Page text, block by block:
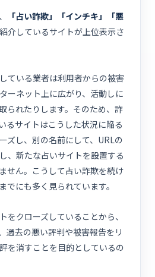
「占い詐欺」「インチキ」「悪
介しているサイトが上位表示さ
ている業者は利用者からの被害
ーネット上に広がり、活動しに
られたりします。そのため、詐
るサイトはこうした状況に陥る
ズし、別の名前にして、URLの
、新たな占いサイトを設置する
せん。こうして占い詐欺を続け
でにも多く見られています。
をクローズしていることから、
過去の悪い評判や被害報告をリ
を消すことを目的としているの